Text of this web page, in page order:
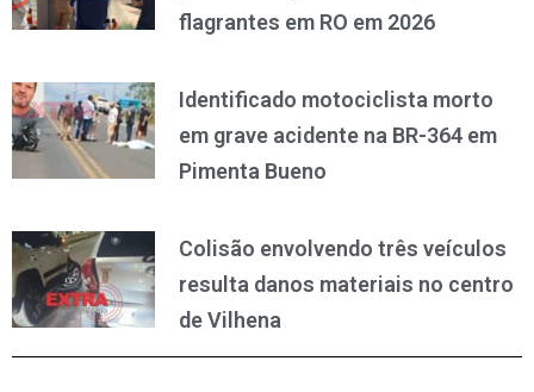
flagrantes em RO em 2026
Identificado motociclista morto
em grave acidente na BR-364 em
Pimenta Bueno
Colisão envolvendo três veículos
resulta danos materiais no centro
de Vilhena